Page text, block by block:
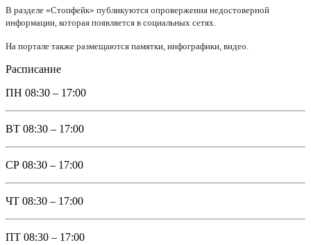
В разделе «Стопфейк» публикуются опровержения недостоверной
информации, которая появляется в социальных сетях.
На портале также размещаются памятки, инфографики, видео.
Расписание
ПН 08:30 – 17:00
ВТ 08:30 – 17:00
СР 08:30 – 17:00
ЧТ 08:30 – 17:00
ПТ 08:30 – 17:00